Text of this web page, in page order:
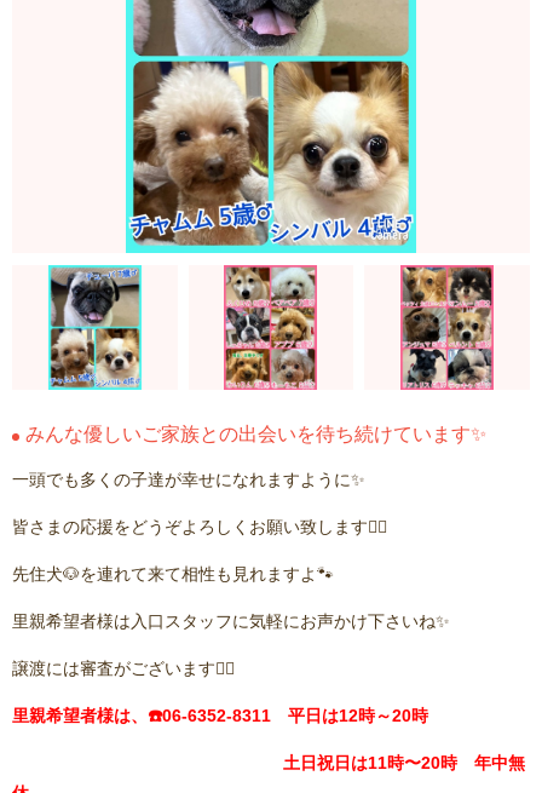
みんな優しいご家族との出会いを待ち続けています✨
一頭でも多くの子達が幸せになれますように✨
皆さまの応援をどうぞよろしくお願い致します🙇‍♂️
先住犬🐶を連れて来て相性も見れますよ🐾
里親希望者様は入口スタッフに気軽にお声かけ下さいね✨
譲渡には審査がございます🙇‍♂️
里親希望者様は、☎️06-6352-8311 平日は12時～20時
土日祝日は11時〜20時 年中無